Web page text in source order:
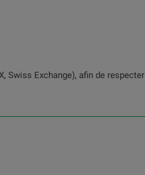
Swiss Exchange), afin de respecter